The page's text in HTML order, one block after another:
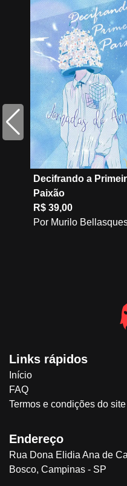
Decifrando a
Paixão
R$ 39,00
Por Murilo
Links rápidos
Início
FAQ
Termos e condições do site
Endereço
Rua Dona Elidia Ana de
Bosco, Campinas - SP